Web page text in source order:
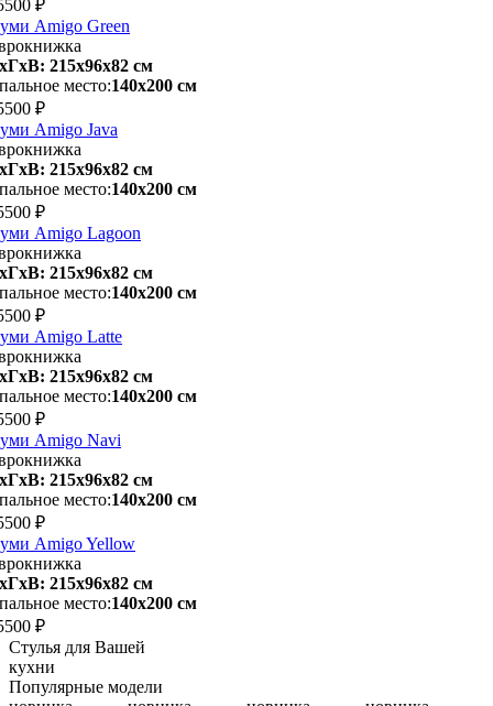
₽
Amigo Green
215х96x82 см
место:140х200 см
₽
Amigo Java
215х96x82 см
место:140х200 см
₽
Amigo Lagoon
215х96x82 см
место:140х200 см
₽
Amigo Latte
215х96x82 см
место:140х200 см
₽
Amigo Navi
215х96x82 см
место:140х200 см
₽
Amigo Yellow
215х96x82 см
место:140х200 см
₽
Стулья для Вашей
кухни
Популярные модели